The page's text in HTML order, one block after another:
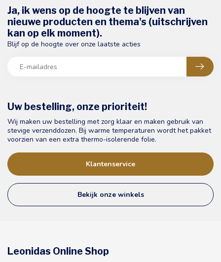
Uw bestelling, onze prioriteit!
Wij maken uw bestelling met zorg klaar en maken gebruik van
stevige verzenddozen. Bij warme temperaturen wordt het pakket
voorzien van een extra thermo-isolerende folie.
Klantenservice
Bekijk onze winkels
Ja, ik wens op de hoogte te blijven van
nieuwe producten en thema's (uitschrijven
kan op elk moment).
Blijf op de hoogte over onze laatste acties
Leonidas Online Shop